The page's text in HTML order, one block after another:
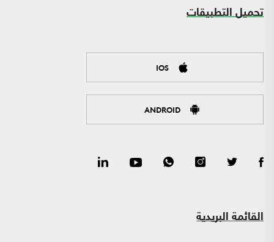
تحميل التطبيقات
IOS
ANDROID
القائمة البريدية